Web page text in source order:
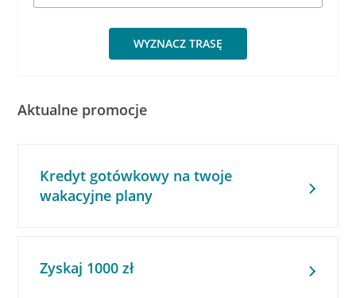
WYZNACZ TRASĘ
Aktualne promocje
Kredyt gotówkowy na twoje
wakacyjne plany
Zyskaj 1000 zł